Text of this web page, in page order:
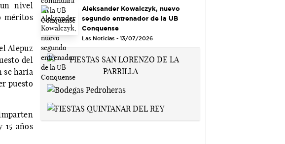
nivel
méritos
Alepuz
del
se haría
puesto
15 años
Aleksander Kowalczyk, nuevo
segundo entrenador de la UB
Conquense
Las Noticias - 13/07/2026